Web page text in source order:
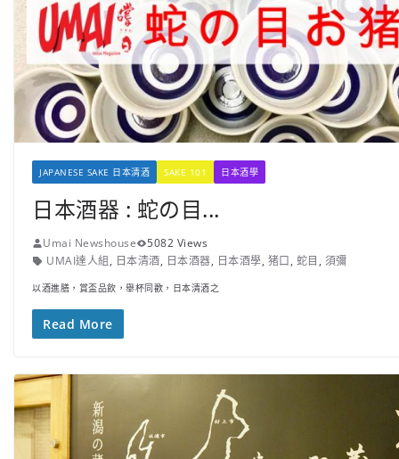
JAPANESE SAKE 日本清酒 SAKE 101 日本酒學
日本酒器 : 蛇の目...
Umai Newshouse
5082 Views
UMAI達人組, 日本清酒, 日本酒器, 日本酒學, 猪口, 蛇目 , 須彌
以酒進膳，賞盃品飲，舉杯同歡，日本清酒之
Read More